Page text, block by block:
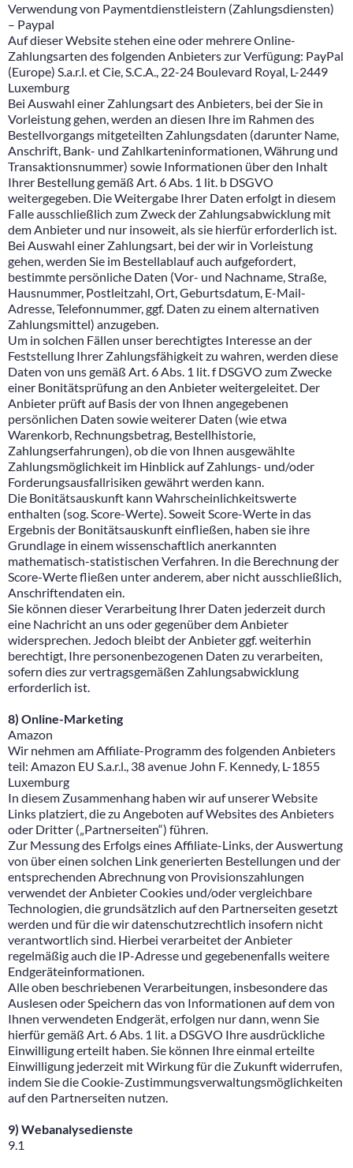
Verwendung von Paymentdienstleistern (Zahlungsdiensten)
– Paypal
Auf dieser Website stehen eine oder mehrere Online-
Zahlungsarten des folgenden Anbieters zur Verfügung: PayPal
(Europe) S.a.r.l. et Cie, S.C.A., 22-24 Boulevard Royal, L-2449
Luxemburg
Bei Auswahl einer Zahlungsart des Anbieters, bei der Sie in
Vorleistung gehen, werden an diesen Ihre im Rahmen des
Bestellvorgangs mitgeteilten Zahlungsdaten (darunter Name,
Anschrift, Bank- und Zahlkarteninformationen, Währung und
Transaktionsnummer) sowie Informationen über den Inhalt
Ihrer Bestellung gemäß Art. 6 Abs. 1 lit. b DSGVO
weitergegeben. Die Weitergabe Ihrer Daten erfolgt in diesem
Falle ausschließlich zum Zweck der Zahlungsabwicklung mit
dem Anbieter und nur insoweit, als sie hierfür erforderlich ist.
Bei Auswahl einer Zahlungsart, bei der wir in Vorleistung
gehen, werden Sie im Bestellablauf auch aufgefordert,
bestimmte persönliche Daten (Vor- und Nachname, Straße,
Hausnummer, Postleitzahl, Ort, Geburtsdatum, E-Mail-
Adresse, Telefonnummer, ggf. Daten zu einem alternativen
Zahlungsmittel) anzugeben.
Um in solchen Fällen unser berechtigtes Interesse an der
Feststellung Ihrer Zahlungsfähigkeit zu wahren, werden diese
Daten von uns gemäß Art. 6 Abs. 1 lit. f DSGVO zum Zwecke
einer Bonitätsprüfung an den Anbieter weitergeleitet. Der
Anbieter prüft auf Basis der von Ihnen angegebenen
persönlichen Daten sowie weiterer Daten (wie etwa
Warenkorb, Rechnungsbetrag, Bestellhistorie,
Zahlungserfahrungen), ob die von Ihnen ausgewählte
Zahlungsmöglichkeit im Hinblick auf Zahlungs- und/oder
Forderungsausfallrisiken gewährt werden kann.
Die Bonitätsauskunft kann Wahrscheinlichkeitswerte
enthalten (sog. Score-Werte). Soweit Score-Werte in das
Ergebnis der Bonitätsauskunft einfließen, haben sie ihre
Grundlage in einem wissenschaftlich anerkannten
mathematisch-statistischen Verfahren. In die Berechnung der
Score-Werte fließen unter anderem, aber nicht ausschließlich,
Anschriftendaten ein.
Sie können dieser Verarbeitung Ihrer Daten jederzeit durch
eine Nachricht an uns oder gegenüber dem Anbieter
widersprechen. Jedoch bleibt der Anbieter ggf. weiterhin
berechtigt, Ihre personenbezogenen Daten zu verarbeiten,
sofern dies zur vertragsgemäßen Zahlungsabwicklung
erforderlich ist.
8) Online-Marketing
Amazon
Wir nehmen am Affiliate-Programm des folgenden Anbieters
teil: Amazon EU S.a.r.l., 38 avenue John F. Kennedy, L-1855
Luxemburg
In diesem Zusammenhang haben wir auf unserer Website
Links platziert, die zu Angeboten auf Websites des Anbieters
oder Dritter („Partnerseiten“) führen.
Zur Messung des Erfolgs eines Affiliate-Links, der Auswertung
von über einen solchen Link generierten Bestellungen und der
entsprechenden Abrechnung von Provisionszahlungen
verwendet der Anbieter Cookies und/oder vergleichbare
Technologien, die grundsätzlich auf den Partnerseiten gesetzt
werden und für die wir datenschutzrechtlich insofern nicht
verantwortlich sind. Hierbei verarbeitet der Anbieter
regelmäßig auch die IP-Adresse und gegebenenfalls weitere
Endgeräteinformationen.
Alle oben beschriebenen Verarbeitungen, insbesondere das
Auslesen oder Speichern das von Informationen auf dem von
Ihnen verwendeten Endgerät, erfolgen nur dann, wenn Sie
hierfür gemäß Art. 6 Abs. 1 lit. a DSGVO Ihre ausdrückliche
Einwilligung erteilt haben. Sie können Ihre einmal erteilte
Einwilligung jederzeit mit Wirkung für die Zukunft widerrufen,
indem Sie die Cookie-Zustimmungsverwaltungsmöglichkeiten
auf den Partnerseiten nutzen.
9) Webanalysedienste
9.1